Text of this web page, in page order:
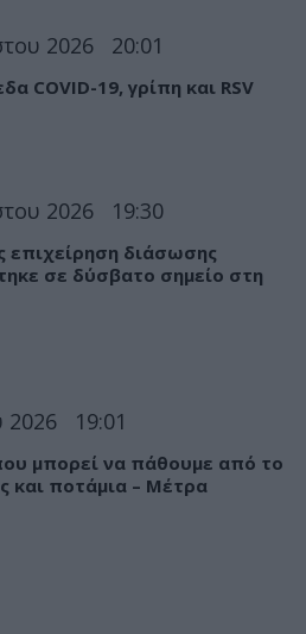
2026 20:01
COVID-19, γρίπη και RSV
2026 19:30
διάσωσης
σε δύσβατο σημείο στη
2026 19:01
μπορεί να πάθουμε από το
και ποτάμια – Μέτρα